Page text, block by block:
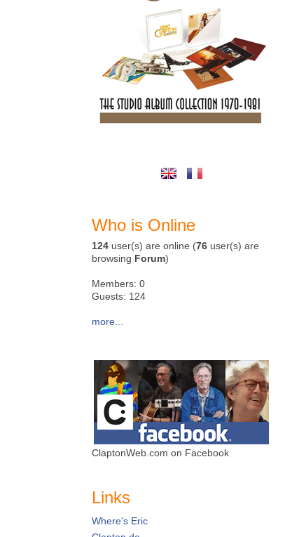
Who is Online
124 user(s) are online (76 user(s) are
browsing Forum)
Members: 0
Guests: 124
more...
ClaptonWeb.com on Facebook
Links
Where's Eric